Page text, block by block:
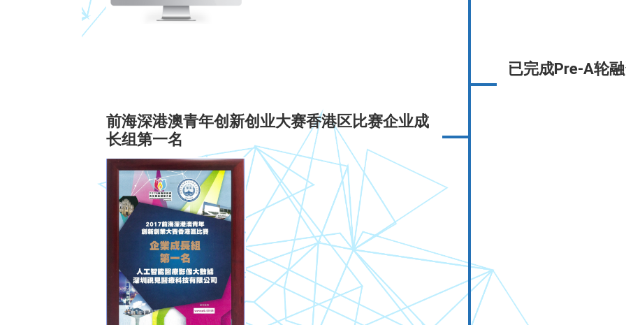
已完成Pre-A轮
前海深港澳青年创新创业大赛香港区比赛企业成
长组第一名